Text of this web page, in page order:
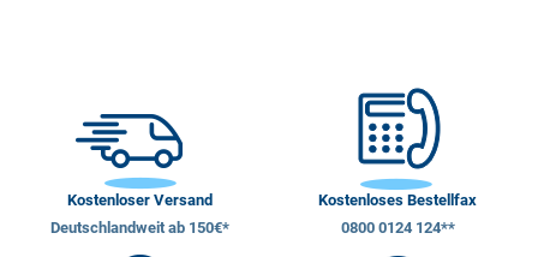
Kostenloser Versand
Deutschlandweit ab 150€*
Kostenloses Bestellfax
0800 0124 124**